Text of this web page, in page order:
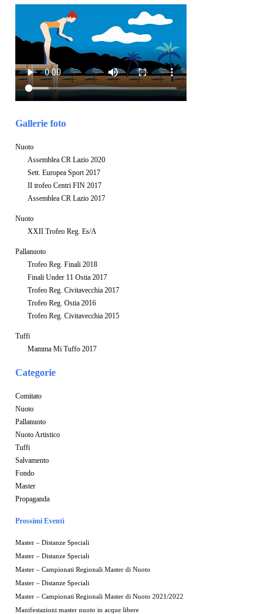
Gallerie foto
Nuoto
Assemblea CR Lazio 2020
Sett. Europea Sport 2017
II trofeo Centri FIN 2017
Assemblea CR Lazio 2017
Nuoto
XXII Trofeo Reg. Es/A
Pallanuoto
Trofeo Reg. Finali 2018
Finali Under 11 Ostia 2017
Trofeo Reg. Civitavecchia 2017
Trofeo Reg. Ostia 2016
Trofeo Reg. Civitavecchia 2015
Tuffi
Mamma Mi Tuffo 2017
Categorie
Comitato
Nuoto
Pallanuoto
Nuoto Artistico
Tuffi
Salvamento
Fondo
Master
Propaganda
Prossimi Eventi
Master – Distanze Speciali
Master – Distanze Speciali
Master – Campionati Regionali Master di Nuoto
Master – Distanze Speciali
Master – Campionati Regionali Master di Nuoto 2021/2022
Manifestazioni master nuoto in acque libere